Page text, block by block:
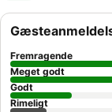
Fremragende
Meget godt
Godt
Rimeligt